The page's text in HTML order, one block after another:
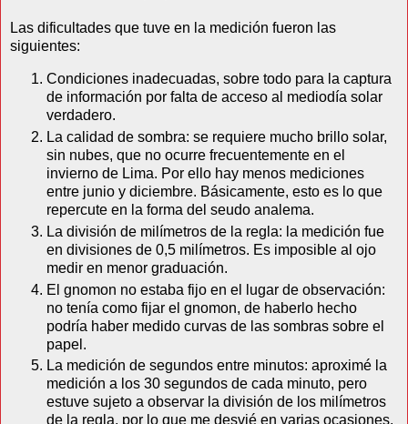
Las dificultades que tuve en la medición fueron las
siguientes:
Condiciones inadecuadas, sobre todo para la captura
de información por falta de acceso al mediodía solar
verdadero.
La calidad de sombra: se requiere mucho brillo solar,
sin nubes, que no ocurre frecuentemente en el
invierno de Lima. Por ello hay menos mediciones
entre junio y diciembre. Básicamente, esto es lo que
repercute en la forma del seudo analema.
La división de milímetros de la regla: la medición fue
en divisiones de 0,5 milímetros. Es imposible al ojo
medir en menor graduación.
El gnomon no estaba fijo en el lugar de observación:
no tenía como fijar el gnomon, de haberlo hecho
podría haber medido curvas de las sombras sobre el
papel.
La medición de segundos entre minutos: aproximé la
medición a los 30 segundos de cada minuto, pero
estuve sujeto a observar la división de los milímetros
de la regla, por lo que me desvié en varias ocasiones.